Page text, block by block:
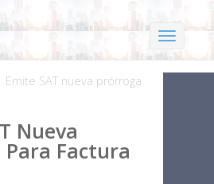
Emite SAT nueva prórroga
Nueva
Factura